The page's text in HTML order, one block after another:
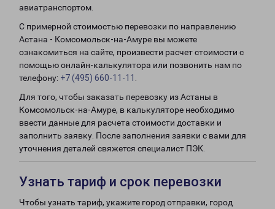
авиатранспортом.
С примерной стоимостью перевозки по направлению
Астана - Комсомольск-на-Амуре вы можете
ознакомиться на сайте, произвести расчет стоимости с
помощью онлайн-калькулятора или позвонить нам по
телефону: +7 (495) 660-11-11
Для того, чтобы заказать перевозку из Астаны в
Комсомольск-на-Амуре, в калькуляторе необходимо
ввести данные для расчета стоимости доставки и
заполнить заявку. После заполнения заявки с вами для
уточнения деталей свяжется специалист ПЭК.
Узнать тариф и срок перевозки
Чтобы узнать тариф, укажите город отправки, город